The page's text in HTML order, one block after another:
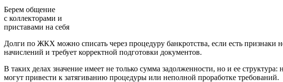
Берем общение
с коллекторами и
приставами на себя
Долги по ЖКХ можно списать через процедуру банкротства, если есть признаки
начислений и требует корректной подготовки документов.
В таких делах значение имеет не только сумма задолженности, но и ее
могут привести к затягиванию процедуры или неполной проработке требований.